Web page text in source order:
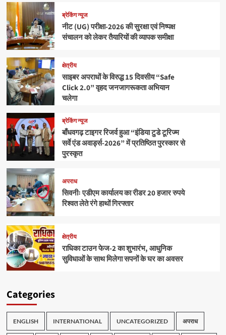
ब्रेकिंग न्यूज
नीट (UG) परीक्षा-2026 की सुरक्षा एवं निष्पक्ष
संचालन को लेकर तैयारियों की व्यापक समीक्षा
क्षेत्रीय
साइबर अपराधों के विरुद्ध 15 दिवसीय “Safe
Click 2.0” वृहद जनजागरूकता अभियान
चलेगा
ब्रेकिंग न्यूज
बाँधवगढ़ टाइगर रिजर्व हुआ “इंडिया टुडे टूरिज्म
सर्वे एंड अवार्ड्स-2026” में प्रतिष्ठित पुरस्कार से
पुरस्कृत
अपराध
सिवनीः एडीएम कार्यालय का रीडर 20 हजार रुपये
रिश्वत लेते रंगे हाथों गिरफ्तार
क्षेत्रीय
राधिका टाउन फेज-2 का शुभारंभ, आधुनिक
सुविधाओं के साथ मिलेगा सपनों के घर का अवसर
Categories
ENGLISH INTERNATIONAL UNCATEGORIZED अपराध